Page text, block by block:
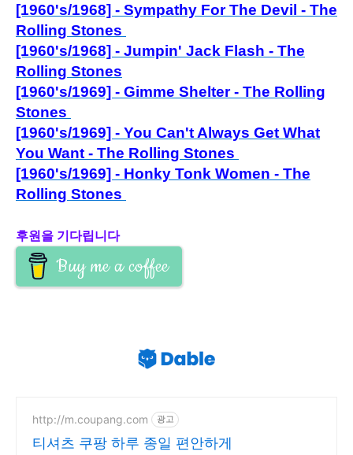
[1960's/1968] - Sympathy For The Devil - The
Rolling Stones
[1960's/1968] - Jumpin' Jack Flash - The
Rolling Stones
[1960's/1969] - Gimme Shelter - The Rolling
Stones
[1960's/1969] - You Can't Always Get What
You Want - The Rolling Stones
[1960's/1969] - Honky Tonk Women - The
Rolling Stones
후원을 기다립니다
Buy me a coffee
http://m.coupang.com 광고
티셔츠 쿠팡 하루 종일 편안하게